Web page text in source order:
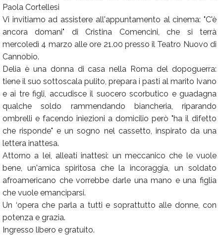
Paola Cortellesi
Vi invitiamo ad assistere all'appuntamento al cinema: "C'è
ancora domani" di Cristina Comencini, che si terrà
mercoledì 4 marzo alle ore 21.00 presso il Teatro Nuovo di
Cannobio.
Delia è una donna di casa nella Roma del dopoguerra:
tiene il suo sottoscala pulito, prepara i pasti al marito Ivano
e ai tre figli, accudisce il suocero scorbutico e guadagna
qualche soldo rammendando biancheria, riparando
ombrelli e facendo iniezioni a domicilio però "ha il difetto
che risponde" e un sogno nel cassetto, inspirato da una
lettera inattesa.
Attorno a lei, alleati inattesi: un meccanico che le vuole
bene, un'amica spiritosa che la incoraggia, un soldato
afroamericano che vorrebbe darle una mano e una figlia
che vuole emanciparsi.
Un ‘opera che parla a tutti e soprattutto alle donne, con
potenza e grazia.
Ingresso libero e gratuito.